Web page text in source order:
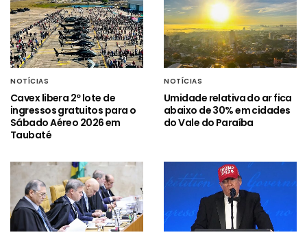
NOTÍCIAS
Cavex libera 2º lote de
ingressos gratuitos para o
Sábado Aéreo 2026 em
Taubaté
NOTÍCIAS
Umidade relativa do ar fica
abaixo de 30% em cidades
do Vale do Paraíba